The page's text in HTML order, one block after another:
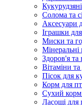
Солома та
Аксесуари
Іграшки
Миски та
Мінеральні
Здоров'я та
Вітаміни
Пісок для
Корм для
Сухий корм
Ласощі для